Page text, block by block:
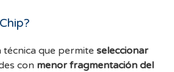
técnica que permite seleccionar
con menor fragmentación del